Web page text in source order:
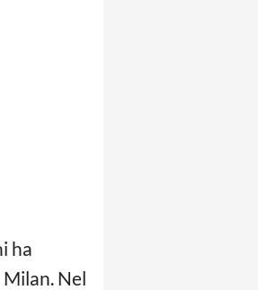
ha
Nel